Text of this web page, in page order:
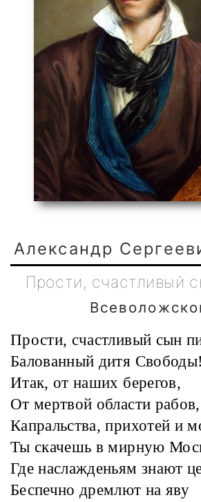
Александр
Прости, счастливый
Прости, счастливый сын
Балованный дитя Свободы!
Итак, от наших берегов,
От мертвой области рабов,
Капральства, прихотей и
Ты скачешь в мирную
Где наслажденьям знают
Беспечно дремлют на яву